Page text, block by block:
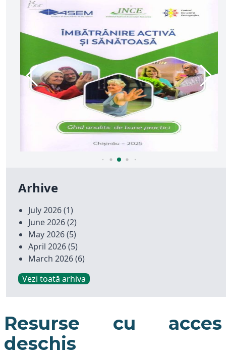
Arhive
July 2026(1)
June 2026(2)
May 2026(5)
April 2026(5)
March 2026(6)
Vezi toată arhiva
Resurse cu acces
deschis